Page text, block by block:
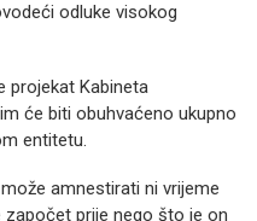
odluke visokog
projekat Kabineta
će biti obuhvaćeno ukupno
entitetu.
amnestirati ni vrijeme
prije nego što je on